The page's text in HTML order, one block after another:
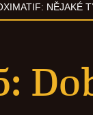
NĚJAKÉ